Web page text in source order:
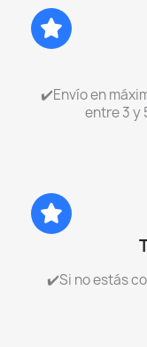
✔️Envío en
entre 3 y
✔️Si no estás